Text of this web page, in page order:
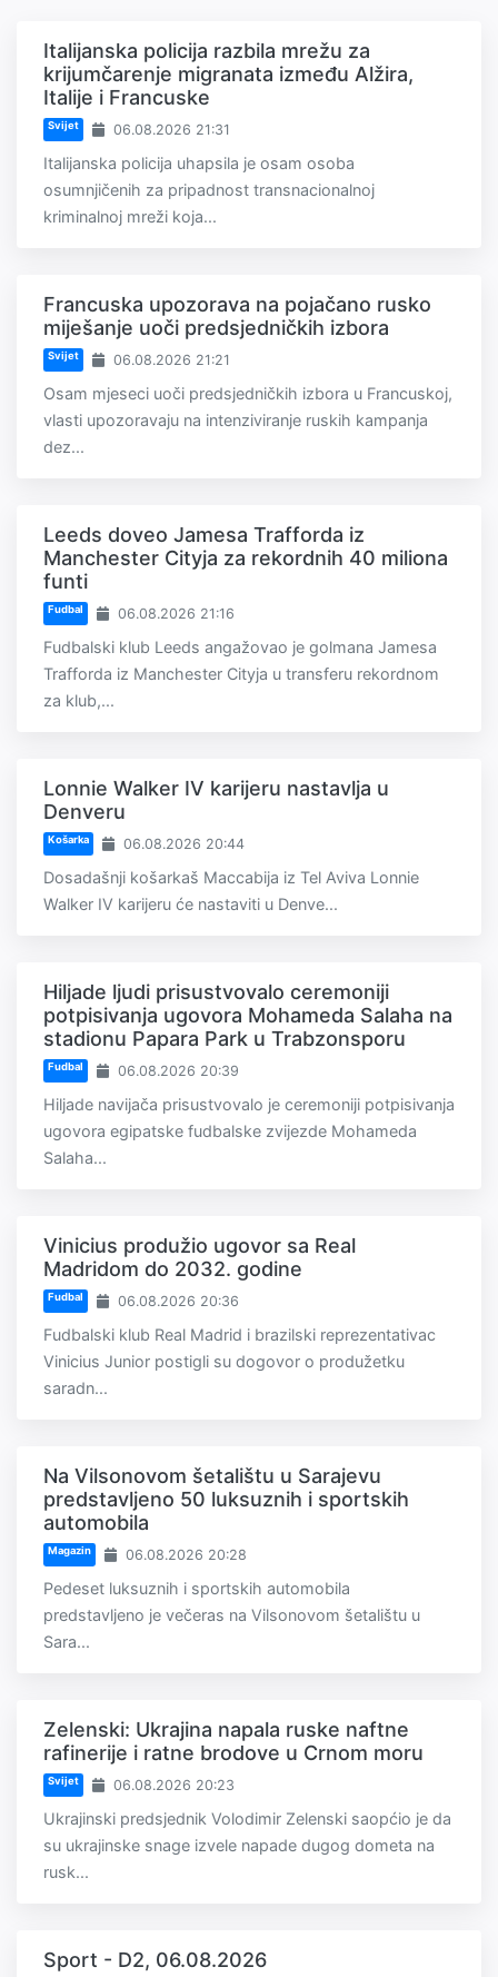
Italijanska policija razbila mrežu za
krijumčarenje migranata između Alžira,
Italije i Francuske
Svijet 06.08.2026 21:31
Italijanska policija uhapsila je osam osoba
osumnjičenih za pripadnost transnacionalnoj
kriminalnoj mreži koja...
Francuska upozorava na pojačano rusko
miješanje uoči predsjedničkih izbora
Svijet 06.08.2026 21:21
Osam mjeseci uoči predsjedničkih izbora u Francuskoj,
vlasti upozoravaju na intenziviranje ruskih kampanja
dez...
Leeds doveo Jamesa Trafforda iz
Manchester Cityja za rekordnih 40 miliona
funti
Fudbal 06.08.2026 21:16
Fudbalski klub Leeds angažovao je golmana Jamesa
Trafforda iz Manchester Cityja u transferu rekordnom
za klub,...
Lonnie Walker IV karijeru nastavlja u
Denveru
Košarka 06.08.2026 20:44
Dosadašnji košarkaš Maccabija iz Tel Aviva Lonnie
Walker IV karijeru će nastaviti u Denve...
Hiljade ljudi prisustvovalo ceremoniji
potpisivanja ugovora Mohameda Salaha na
stadionu Papara Park u Trabzonsporu
Fudbal 06.08.2026 20:39
Hiljade navijača prisustvovalo je ceremoniji potpisivanja
ugovora egipatske fudbalske zvijezde Mohameda
Salaha...
Vinicius produžio ugovor sa Real
Madridom do 2032. godine
Fudbal 06.08.2026 20:36
Fudbalski klub Real Madrid i brazilski reprezentativac
Vinicius Junior postigli su dogovor o produžetku
saradn...
Na Vilsonovom šetalištu u Sarajevu
predstavljeno 50 luksuznih i sportskih
automobila
Magazin 06.08.2026 20:28
Pedeset luksuznih i sportskih automobila
predstavljeno je večeras na Vilsonovom šetalištu u
Sara...
Zelenski: Ukrajina napala ruske naftne
rafinerije i ratne brodove u Crnom moru
Svijet 06.08.2026 20:23
Ukrajinski predsjednik Volodimir Zelenski saopćio je da
su ukrajinske snage izvele napade dugog dometa na
rusk...
Sport - D2, 06.08.2026